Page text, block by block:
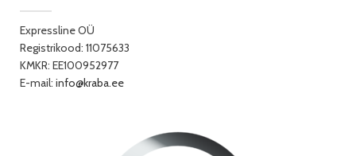
Expressline OÜ
Registrikood: 11075633
KMKR: EE100952977
E-mail: info@kraba.ee